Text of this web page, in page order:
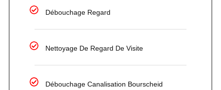
Débouchage Regard
Nettoyage De Regard De Visite
Débouchage Canalisation Bourscheid